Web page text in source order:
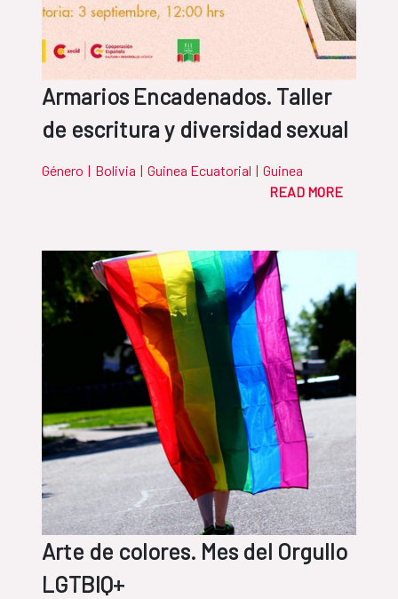
Armarios Encadenados. Taller
de escritura y diversidad sexual
Género | Bolivia | Guinea Ecuatorial | Guinea
READ MORE
Arte de colores. Mes del Orgullo
LGTBIQ+